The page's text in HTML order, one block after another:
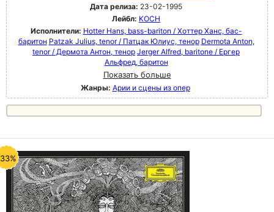
Дата релиза: 23-02-1995
Лейбл: KOCH
Исполнители: Hotter Hans, bass-bariton / Хоттер Ханс, бас-
баритон Patzak Julius, tenor / Патцак Юлиус, тенор Dermota Anton,
tenor / Дермота Антон, тенор Jerger Alfred, baritone / Ергер
Альфред, баритон
Показать больше
Жанры: Арии и сцены из опер